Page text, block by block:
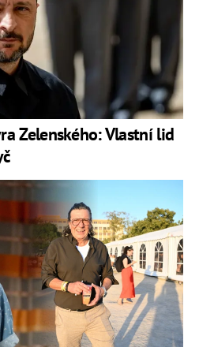
Zelenského: Vlastní lid